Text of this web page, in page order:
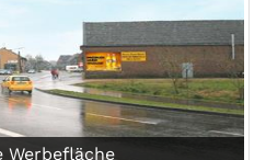
Werbefläche